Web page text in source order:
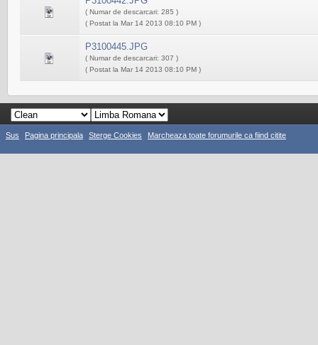
( Numar de descarcari: 285 )
( Postat la Mar 14 2013 08:10 PM )
P3100445.JPG
( Numar de descarcari: 307 )
( Postat la Mar 14 2013 08:10 PM )
Sus Pagina principala Sterge Cookies Marcheaza toate forumurile ca fiind citite